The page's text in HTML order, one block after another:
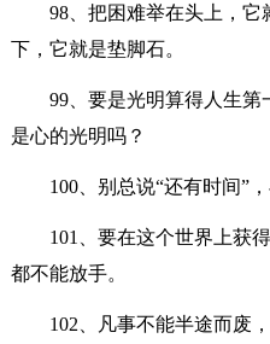
98、把困难举在头上，
下，它就是垫脚石。
99、要是光明算得人生
是心的光明吗？
100、别总说“还有时间”
101、要在这个世界上获
都不能放手。
102、凡事不能半途而废